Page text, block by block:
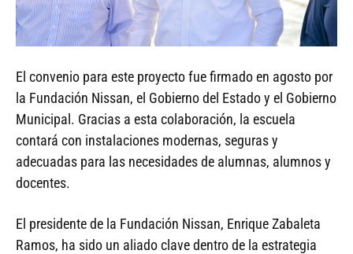
El convenio para este proyecto fue firmado en agosto por
la Fundación Nissan, el Gobierno del Estado y el Gobierno
Municipal. Gracias a esta colaboración, la escuela
contará con instalaciones modernas, seguras y
adecuadas para las necesidades de alumnas, alumnos y
docentes.
El presidente de la Fundación Nissan, Enrique Zabaleta
Ramos, ha sido un aliado clave dentro de la estrategia